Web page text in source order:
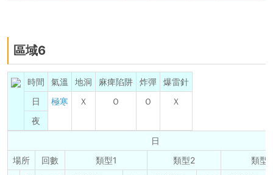
區域6
時間 氣溫 地洞 麻痺陷阱 炸彈
爆雷針
日
極寒 Ｘ Ｏ Ｏ
Ｘ
夜
日
場所
回數 類型1 類型2
類型3